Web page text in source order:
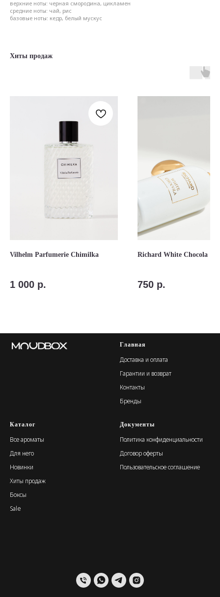
верхние ноты: черная смородина, цикламен
средние ноты: чай, рис
базовые ноты: кедр, белый мускус
Хиты продаж
Vilhelm Parfumerie Chimilka
1 000 р.
Richard White Chocola
750 р.
Главная
Доставка и оплата
Гарантии и возврат
Контакты
Бренды
Каталог
Все ароматы
Для него
Новинки
Хиты продаж
Боксы
Sale
Документы
Политика конфиденциальности
Договор оферты
Пользовательское соглашение